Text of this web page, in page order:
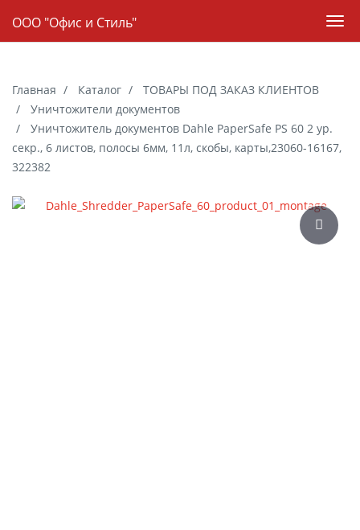
Навигация
ООО "Офис и Стиль"
Главная Каталог
ТОВАРЫ ПОД ЗАКАЗ КЛИЕНТОВ
Уничтожители документов
Уничтожитель документов Dahle PaperSafe PS 60 2 ур.
секр., 6 листов, полосы 6мм, 11л, скобы, карты,23060-16167,
322382
Галерея